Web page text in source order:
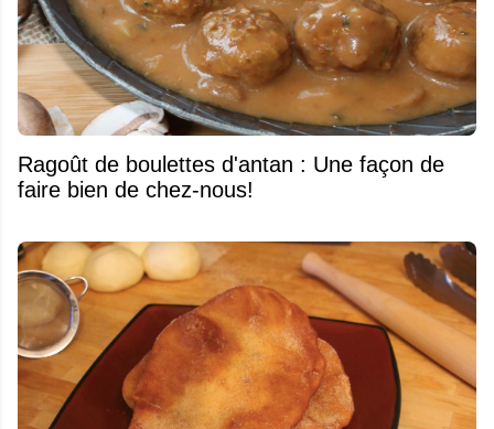
Ragoût de boulettes d'antan : Une façon de
faire bien de chez-nous!